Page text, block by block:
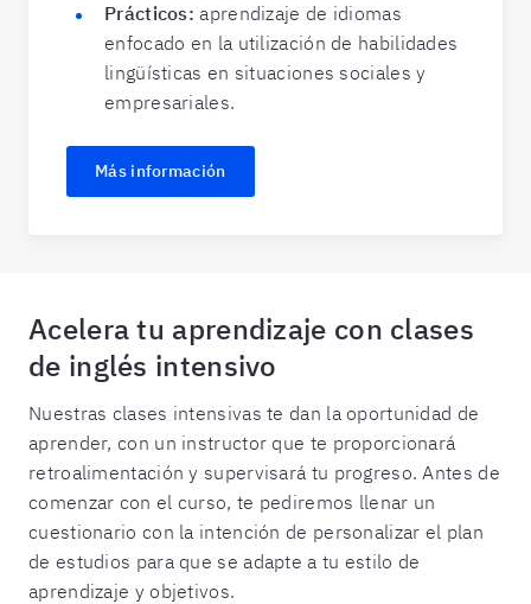
Prácticos:aprendizaje de idiomas
enfocado en la utilización de habilidades
lingüísticas en situaciones sociales y
empresariales.
Más información
Acelera tu aprendizaje con clases
de inglés intensivo
Nuestras clases intensivas te dan la oportunidad de
aprender, con un instructor que te proporcionará
retroalimentación y supervisará tu progreso. Antes de
comenzar con el curso, te pediremos llenar un
cuestionario con la intención de personalizar el plan
de estudios para que se adapte a tu estilo de
aprendizaje y objetivos.